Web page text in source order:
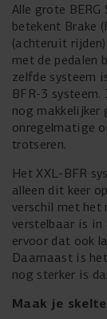
Alle grote BERG
betekent Brake
(achteruit
met de pedalen
zelfde systeem
BFR-3
nog makkelijker
onregelmatige
trotseren.
Het XXL-BFR
alleen dit keer
verschil met het
verstelbaar is
ervoor dat ook
Daarnaast is
nog sterker is
Maak je